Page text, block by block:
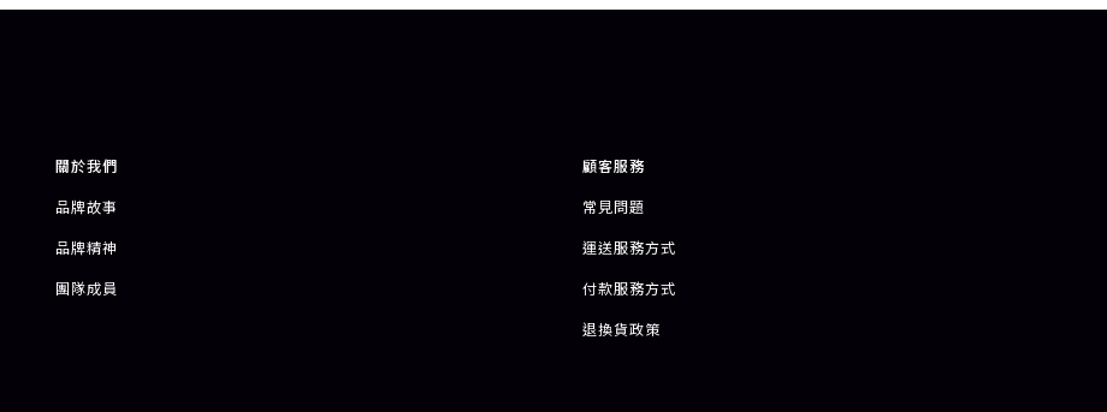
關於我們
品牌故事
品牌精神
團隊成員
顧客服務
常見問題
運送服務方式
付款服務方式
退換貨政策